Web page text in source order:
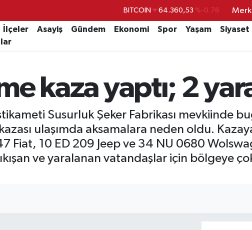
BITCOIN 64.360,53 %-0.76
DOLAR 47,7069 %0.17
GRAM ALTIN 6574.81 %1.44
BİST100 %64
İlçeler Asayiş Gündem Ekonomi Spor Yaşam Siyaset
kaza yaptı; 2
Susurluk Şeker Fabrikası mevkiinde
ulaşımda aksamalara neden oldu.
Fiat, 10 ED 209 Jeep ve 34 NU 0680
ve yaralanan vatandaşlar için bölgeye